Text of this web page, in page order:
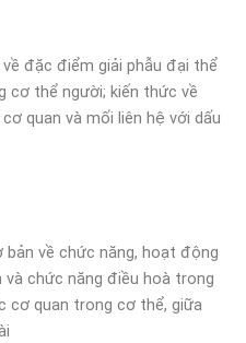
đặc điểm giải phẫu đại thể
cơ thể người; kiến thức về
quan và mối liên hệ với dấu
về chức năng, hoạt động
chức năng điều hoà trong
cơ quan trong cơ thể, giữa